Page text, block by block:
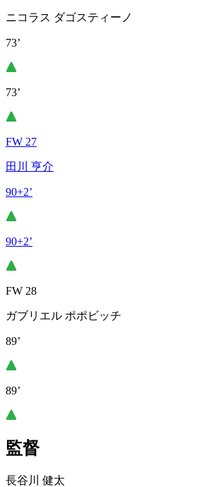
ニコラス ダゴスティーノ
73’
73’
FW 27
田川 亨介
90+2’
90+2’
FW 28
ガブリエル ポポビッチ
89’
89’
監督
長谷川 健太